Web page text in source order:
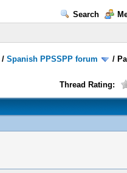
Search
/Spanish PPSSPP forum /
Thread Rating: